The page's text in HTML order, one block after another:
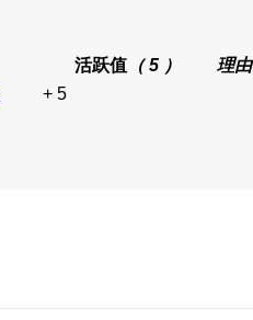
活跃值 （ 5 ）
理由
+ 5